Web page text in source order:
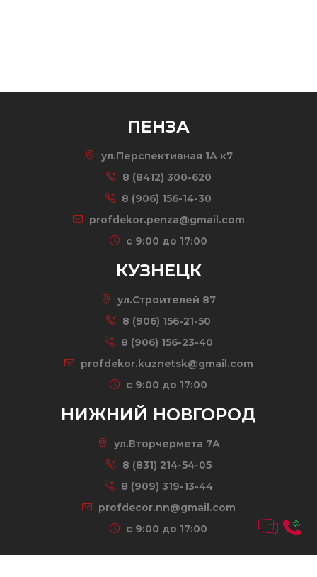
ПЕНЗА
ул.Перспективная 1А к7
8 (8412) 300-620
8 (906) 156-14-30
profdekor.penza@gmail.com
c 9:00 до 17:00
КУЗНЕЦК
ул.Строителей 87
8 (906) 156-21-50
8 (906) 156-23-40
profdekor.kuznetsk@gmail.com
c 9:00 до 17:00
НИЖНИЙ НОВГОРОД
ул.Вторчермета 7А
8 (831) 214-54-05
8 (909) 319-13-44
profdecor.nn@gmail.com
c 9:00 до 17:00